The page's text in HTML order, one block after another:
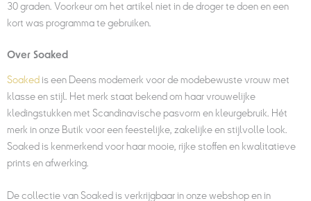
30 graden. Voorkeur om het artikel niet in de droger te doen en een
kort was programma te gebruiken.
Over Soaked
Soakedis een Deens modemerk voor de modebewuste vrouw met
klasse en stijl. Het merk staat bekend om haar vrouwelijke
kledingstukken met Scandinavische pasvorm en kleurgebruik. Hét
merk in onze Butik voor een feestelijke, zakelijke en stijlvolle look.
Soaked is kenmerkend voor haar mooie, rijke stoffen en kwalitatieve
prints en afwerking.
De collectie van Soaked is verkrijgbaar in onze webshop en in